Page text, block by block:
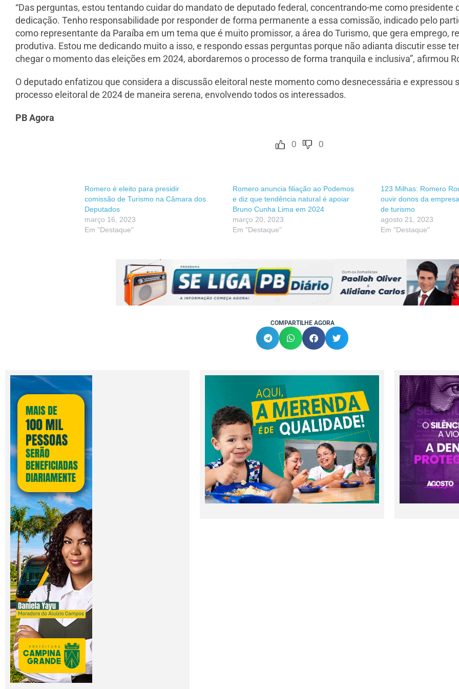
“Das perguntas, estou tentando cuidar do mandato de deputado federal, concentrando-me como presidente
dedicação. Tenho responsabilidade por responder de forma permanente a essa comissão, indicado pelo
como representante da Paraíba em um tema que é muito promissor, a área do Turismo, que gera emprego,
produtiva. Estou me dedicando muito a isso, e respondo essas perguntas porque não adianta discutir esse
chegar o momento das eleições em 2024, abordaremos o processo de forma tranquila e inclusiva”, afirmou
O deputado enfatizou que considera a discussão eleitoral neste momento como desnecessária e expressou
processo eleitoral de 2024 de maneira serena, envolvendo todos os interessados.
PB Agora
0 0
Romero é eleito para presidir
comissão de Turismo na Câmara dos
Deputados
março 16, 2023
Em "Destaque"
Romero anuncia filiação ao Podemos
e diz que tendência natural é apoiar
Bruno Cunha Lima em 2024
março 20, 2023
Em "Destaque"
123 Milhas: Romero
ouvir donos da
de turismo
agosto 21, 2023
Em "Destaque"
COMPARTILHE AGORA